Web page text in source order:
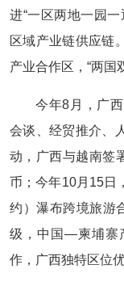
进“一区两地一园
区域产业链供应链
产业合作区，“两国
今年8月，广
会谈、经贸推介、
动，广西与越南签
币；今年10月15日
约）瀑布跨境旅游
级，中国—柬埔寨
作，广西独特区位